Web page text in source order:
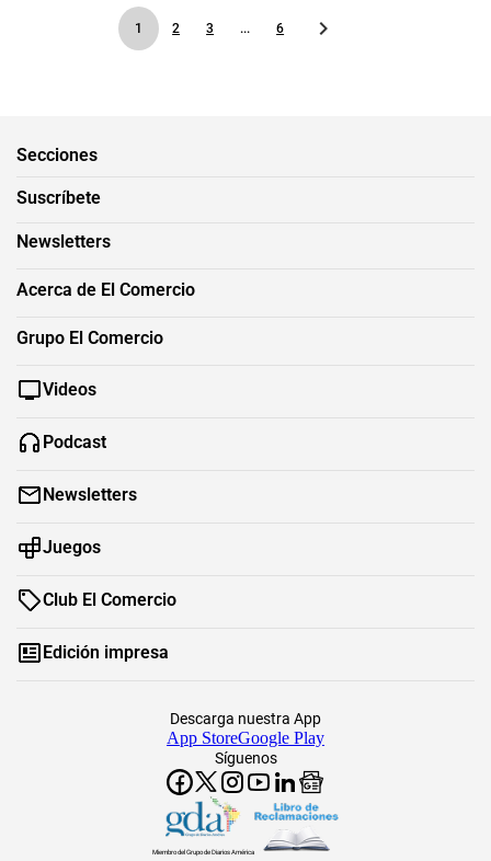
1 2 3 ... 6
Secciones
Suscríbete
Newsletters
Acerca de El Comercio
Grupo El Comercio
Videos
Podcast
Newsletters
Juegos
Club El Comercio
Edición impresa
Síguenos
Descarga nuestra App
App StoreGoogle Play
Miembro del Grupo de Diarios América